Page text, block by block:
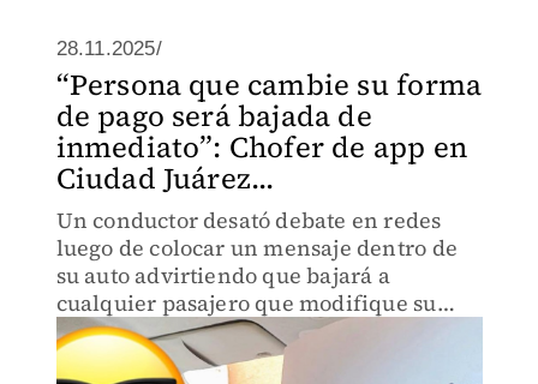
28.11.2025/
“Persona que cambie su forma
de pago será bajada de
inmediato”: Chofer de app en
Ciudad Juárez...
Un conductor desató debate en redes
luego de colocar un mensaje dentro de
su auto advirtiendo que bajará a
cualquier pasajero que modifique su
método de pago